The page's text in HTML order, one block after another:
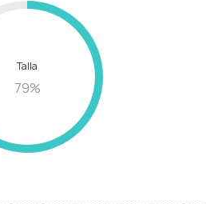
Talla
79%